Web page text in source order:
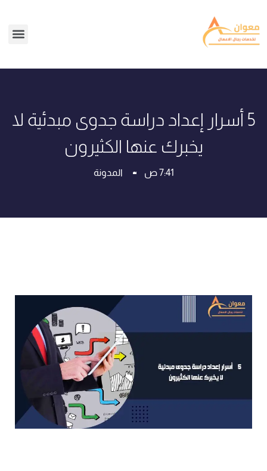
5 أسرار إعداد دراسة جدوى مبدئية لا
يخبرك عنها الكثيرون
7:41 ص المدونة